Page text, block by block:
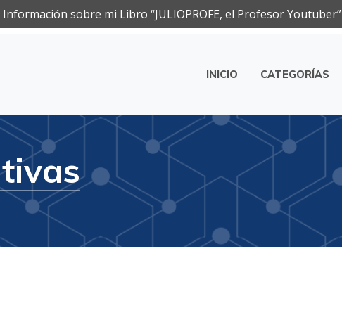
Información sobre mi Libro “JULIOPROFE, el Profesor Youtuber”
INICIO CATEGORÍAS